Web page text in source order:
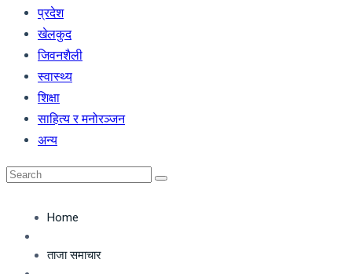
प्रदेश
खेलकुद
जिवनशैली
स्वास्थ्य
शिक्षा
साहित्य र मनोरञ्जन
अन्य
Home
ताजा समाचार